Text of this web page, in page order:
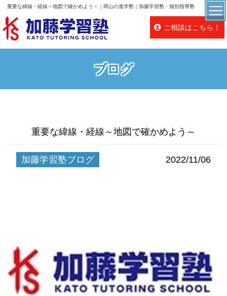
重要な緯線・経線～地図で確かめよう～｜岡山の進学塾｜加藤学習塾・個別指導塾
ご相談はこちら！
ブログ
重要な緯線・経線～地図で確かめよう～
加藤学習塾ブログ 2022/11/06